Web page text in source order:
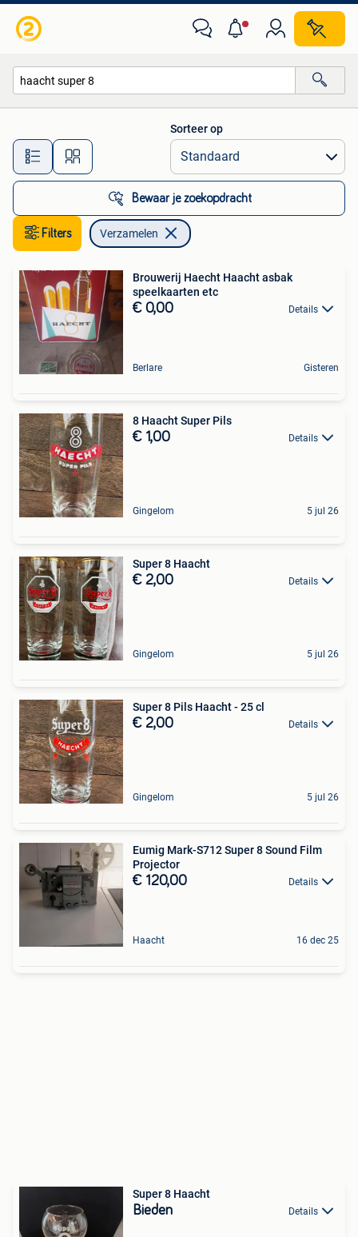
Alle afstanden…
Sorteer op
Bewaar je zoekopdracht
Filters Verzamelen
Brouwerij Haecht Haacht asbak
speelkaarten etc
€ 0,00 Details
Berlare Gisteren
8 Haacht Super Pils
€ 1,00 Details
Gingelom 5 jul 26
Super 8 Haacht
€ 2,00 Details
Gingelom 5 jul 26
Super 8 Pils Haacht - 25 cl
€ 2,00 Details
Gingelom 5 jul 26
Eumig Mark-S712 Super 8 Sound Film
Projector
€ 120,00 Details
Haacht 16 dec 25
Super 8 Haacht
Bieden Details